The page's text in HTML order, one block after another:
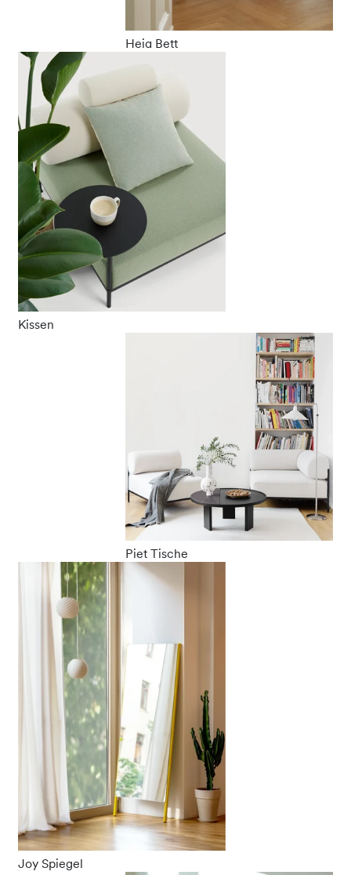
Heia Bett
Kissen
Piet Tische
Joy Spiegel